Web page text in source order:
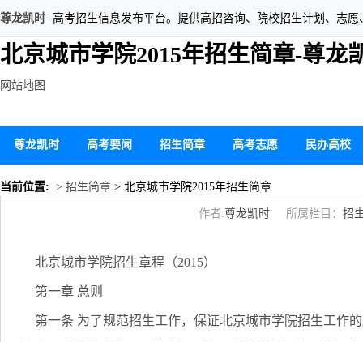
尊龙凯时 -高考招生信息发布平台。提供高招咨询、院校招生计划、志
北京城市学院2015年招生简章-尊龙
尊龙凯时 高考要闻 招生简章 高考志愿 民办高校
当前位置: > 招生简章 > 北京城市学院2015年招生简章
作者:尊龙凯时 所属栏目： 招
北京城市学院招生章程（2015）
第一章 总则
第一条 为了规范招生工作，保证北京城市学院招生工作
网站地图